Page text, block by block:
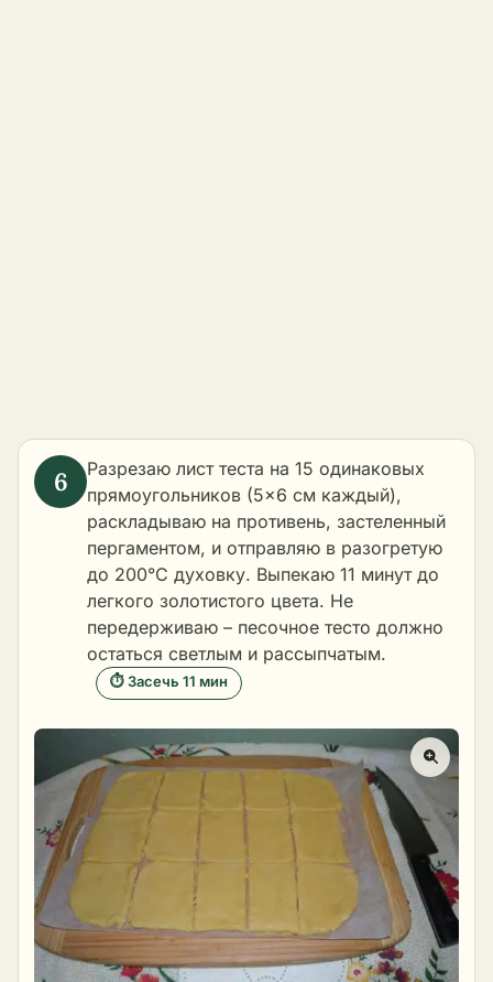
Разрезаю лист теста на 15 одинаковых
прямоугольников (5×6 см каждый),
раскладываю на противень, застеленный
пергаментом, и отправляю в разогретую
до 200°C духовку. Выпекаю 11 минут до
легкого золотистого цвета. Не
передерживаю – песочное тесто должно
остаться светлым и рассыпчатым.
⏱ Засечь 11 мин